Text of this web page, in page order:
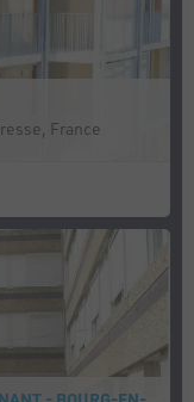
France